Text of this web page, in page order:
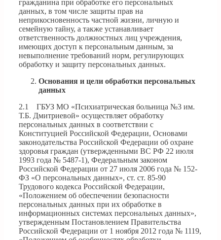
гражданина при обработке его персональных
данных, в том числе защиты прав на
неприкосновенность частной жизни, личную и
семейную тайну, а также устанавливает
ответственность должностных лиц учреждения,
имеющих доступ к персональным данным, за
невыполнение требований норм, регулирующих
обработку и защиту персональных данных.
Основания и цели обработки персональных
данных
2.1 ГБУЗ МО «Психиатрическая больница №3 им.
Т.Б. Дмитриевой» осуществляет обработку
персональных данных в соответствии с
Конституцией Российской Федерации, Основами
законодательства Российской Федерации об охране
здоровья граждан (утвержденными ВС РФ 22 июля
1993 года № 5487-1), Федеральным законом
Российской Федерации от 27 июля 2006 года № 152-
ФЗ «О персональных данных», ст. ст. 85-90
Трудового кодекса Российской Федерации,
«Положением об обеспечении безопасности
персональных данных при их обработке в
информационных системах персональных данных»,
утвержденным Постановлением Правительства
Российской Федерации от 1 ноября 2012 года № 1119,